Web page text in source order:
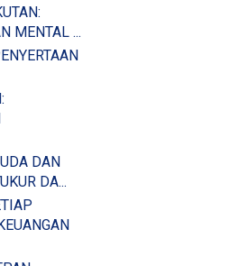
MENTAL ...
DAN
DA...